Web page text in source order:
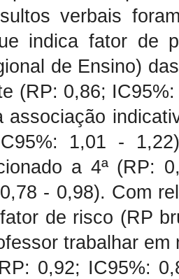
verbais
indica fator de
de Ensino)
(RP: 0,86;
associação
1,01 -
a 4ª (RP:
- 0,98). Com
de risco (RP
trabalhar
0,92; IC95%: